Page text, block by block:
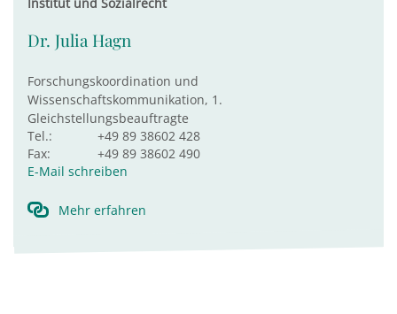
Dr. Julia Hagn
Forschungskoordination und
Wissenschaftskommunikation, 1.
Gleichstellungsbeauftragte
Tel.:
+49 89 38602 428
Fax:
+49 89 38602 490
E-Mail schreiben
Mehr erfahren